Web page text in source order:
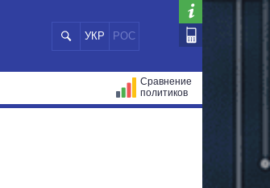
УКР РОС
Сравнение
политиков